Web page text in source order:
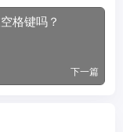
格键吗？
下一篇